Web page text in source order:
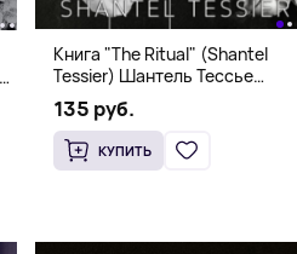
Книга "The Ritual" (Shantel
Tessier) Шантель Тессье
Экстремальный дарк-
романс бестселлер (18+)
135 руб.
КУПИТЬ